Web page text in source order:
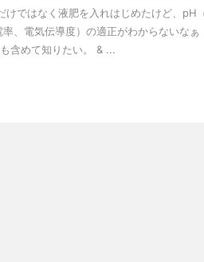
けではなく液肥を入れはじめたけど、pH
率、電気伝導度）の適正がわからないなぁ
含めて知りたい。 & ...